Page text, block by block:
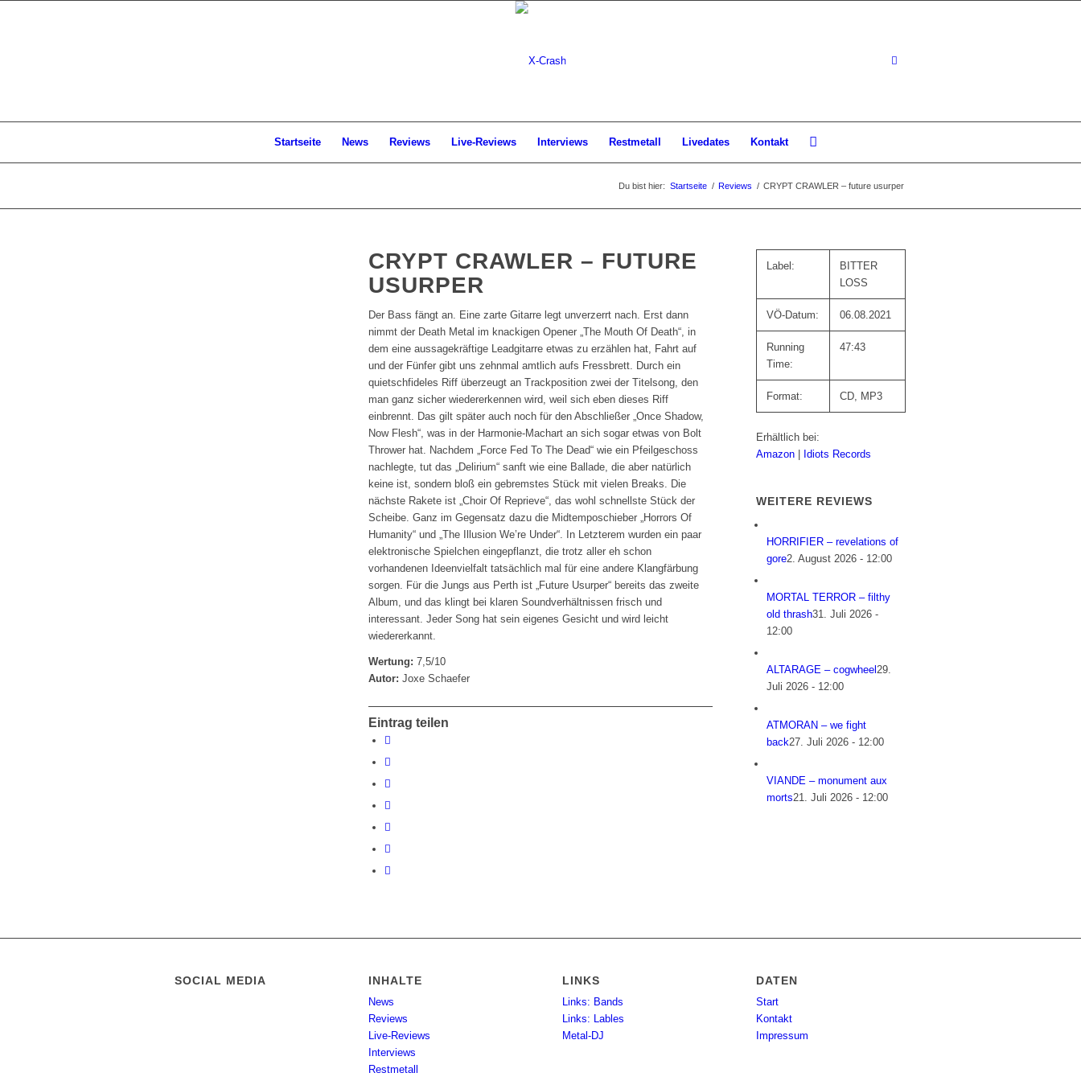
Startseite News Reviews Live-Reviews Interviews Restmetall Livedates Kontakt
Du bist hier: Startseite / Reviews / CRYPT CRAWLER – future usurper
CRYPT CRAWLER – FUTURE
USURPER
Der Bass fängt an. Eine zarte Gitarre legt unverzerrt nach. Erst dann
nimmt der Death Metal im knackigen Opener „The Mouth Of Death“, in
dem eine aussagekräftige Leadgitarre etwas zu erzählen hat, Fahrt auf
und der Fünfer gibt uns zehnmal amtlich aufs Fressbrett. Durch ein
quietschfideles Riff überzeugt an Trackposition zwei der Titelsong, den
man ganz sicher wiedererkennen wird, weil sich eben dieses Riff
einbrennt. Das gilt später auch noch für den Abschließer „Once Shadow,
Now Flesh“, was in der Harmonie-Machart an sich sogar etwas von Bolt
Thrower hat. Nachdem „Force Fed To The Dead“ wie ein Pfeilgeschoss
nachlegte, tut das „Delirium“ sanft wie eine Ballade, die aber natürlich
keine ist, sondern bloß ein gebremstes Stück mit vielen Breaks. Die
nächste Rakete ist „Choir Of Reprieve“, das wohl schnellste Stück der
Scheibe. Ganz im Gegensatz dazu die Midtemposchieber „Horrors Of
Humanity“ und „The Illusion We’re Under“. In Letzterem wurden ein paar
elektronische Spielchen eingepflanzt, die trotz aller eh schon
vorhandenen Ideenvielfalt tatsächlich mal für eine andere Klangfärbung
sorgen. Für die Jungs aus Perth ist „Future Usurper“ bereits das zweite
Album, und das klingt bei klaren Soundverhältnissen frisch und
interessant. Jeder Song hat sein eigenes Gesicht und wird leicht
wiedererkannt.
Wertung: 7,5/10
Autor: Joxe Schaefer
Eintrag teilen
Label:
BITTER
LOSS
VÖ-Datum: 06.08.2021
Running
Time:
47:43
Format: CD, MP3
Erhältlich bei:
Amazon
Idiots Records
WEITERE REVIEWS
HORRIFIER – revelations of
gore2. August 2026 - 12:00
MORTAL TERROR – filthy
old thrash31. Juli 2026 -
12:00
ALTARAGE – cogwheel29.
Juli 2026 - 12:00
ATMORAN – we fight
back27. Juli 2026 - 12:00
VIANDE – monument aux
morts21. Juli 2026 - 12:00
SOCIAL MEDIA INHALTE
News
Reviews
Live-Reviews
Interviews
Restmetall
LINKS
Links: Bands
Links: Lables
Metal-DJ
DATEN
Start
Kontakt
Impressum